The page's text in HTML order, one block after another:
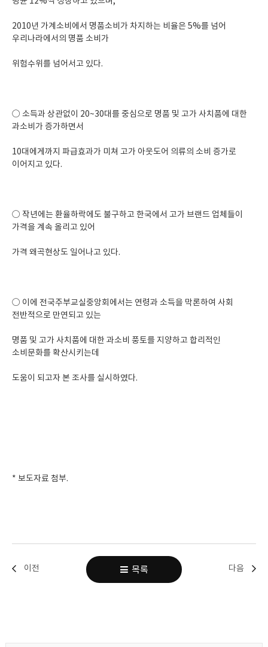
2010년 가계소비에서 명품소비가 차지하는 비율은 5%를 넘어
우리나라에서의 명품 소비가
위험수위를 넘어서고 있다.
○ 소득과 상관없이 20~30대를 중심으로 명품 및 고가 사치품에 대한
과소비가 증가하면서
10대에게까지 파급효과가 미쳐 고가 아웃도어 의류의 소비 증가로
이어지고 있다.
○ 작년에는 환율하락에도 불구하고 한국에서 고가 브랜드 업체들이
가격을 계속 올리고 있어
가격 왜곡현상도 일어나고 있다.
○ 이에 전국주부교실중앙회에서는 연령과 소득을 막론하여 사회
전반적으로 만연되고 있는
명품 및 고가 사치품에 대한 과소비 풍토를 지양하고 합리적인
소비문화를 확산시키는데
도움이 되고자 본 조사를 실시하였다.
* 보도자료 첨부.
이전 다음
목록